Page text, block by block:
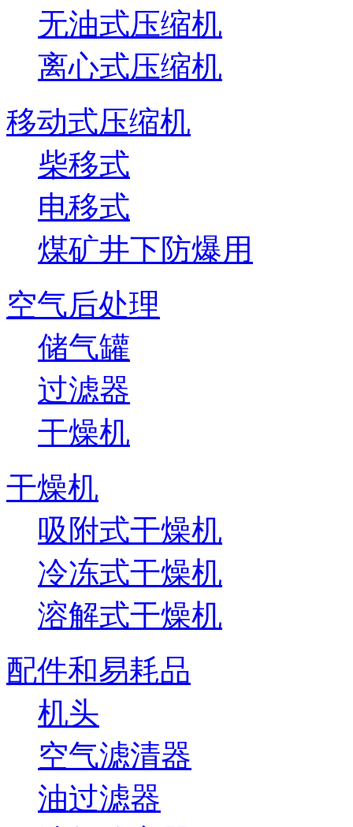
无油式压缩机
离心式压缩机
移动式压缩机
柴移式
电移式
煤矿井下防爆用
空气后处理
储气罐
过滤器
干燥机
干燥机
吸附式干燥机
冷冻式干燥机
溶解式干燥机
配件和易耗品
机头
空气滤清器
油过滤器